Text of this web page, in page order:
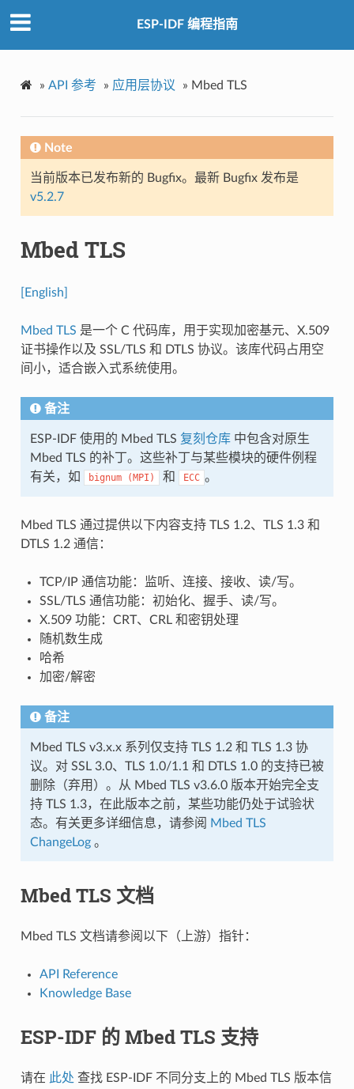
ESP-IDF 编程指南
» API 参考 » 应用层协议 » Mbed TLS
Note
当前版本已发布新的 Bugfix。最新 Bugfix 发布是
v5.2.7
Mbed TLS
[English]
Mbed TLS 是一个 C 代码库，用于实现加密基元、X.509
证书操作以及 SSL/TLS 和 DTLS 协议。该库代码占用空
间小，适合嵌入式系统使用。
备注
ESP-IDF 使用的 Mbed TLS 复刻仓库中包含对原生
Mbed TLS 的补丁。这些补丁与某些模块的硬件例程
有关，如
bignum (MPI) 和 ECC 。
Mbed TLS 通过提供以下内容支持 TLS 1.2、TLS 1.3 和
DTLS 1.2 通信：
TCP/IP 通信功能：监听、连接、接收、读/写。
SSL/TLS 通信功能：初始化、握手、读/写。
X.509 功能：CRT、CRL 和密钥处理
随机数生成
哈希
加密/解密
备注
Mbed TLS v3.x.x 系列仅支持 TLS 1.2 和 TLS 1.3 协
议。对 SSL 3.0、TLS 1.0/1.1 和 DTLS 1.0 的支持已被
删除（弃用）。从 Mbed TLS v3.6.0 版本开始完全支
持 TLS 1.3，在此版本之前，某些功能仍处于试验状
态。有关更多详细信息，请参阅 Mbed TLS
ChangeLog 。
Mbed TLS 文档
Mbed TLS 文档请参阅以下（上游）指针：
API Reference
Knowledge Base
ESP-IDF 的 Mbed TLS 支持
请在 此处 查找 ESP-IDF 不同分支上的 Mbed TLS 版本信